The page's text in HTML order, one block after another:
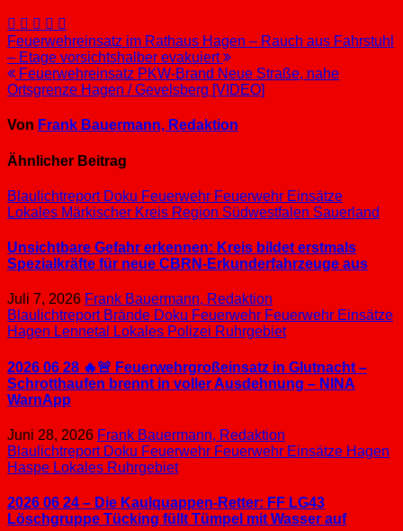
Beitragsnavigation
Feuerwehreinsatz im Rathaus Hagen – Rauch aus Fahrstuhl
– Etage vorsichtshalber evakuiert
Feuerwehreinsatz PKW-Brand Neue Straße, nahe
Ortsgrenze Hagen / Gevelsberg [VIDEO]
Von Frank Bauermann, Redaktion
Ähnlicher Beitrag
Blaulichtreport Doku Feuerwehr Feuerwehr Einsätze
Lokales Märkischer Kreis Region Südwestfalen Sauerland
Unsichtbare Gefahr erkennen: Kreis bildet erstmals
Spezialkräfte für neue CBRN-Erkunderfahrzeuge aus
Juli 7, 2026 Frank Bauermann, Redaktion
Blaulichtreport Brände Doku Feuerwehr Feuerwehr Einsätze
Hagen Lennetal Lokales Polizei Ruhrgebiet
2026 06 28 🔥🚨 Feuerwehrgroßeinsatz in Glutnacht –
Schrotthaufen brennt in voller Ausdehnung – NINA
WarnApp
Juni 28, 2026 Frank Bauermann, Redaktion
Blaulichtreport Doku Feuerwehr Feuerwehr Einsätze Hagen
Haspe Lokales Ruhrgebiet
2026 06 24 – Die Kaulquappen-Retter: FF LG43
Löschgruppe Tücking füllt Tümpel mit Wasser auf